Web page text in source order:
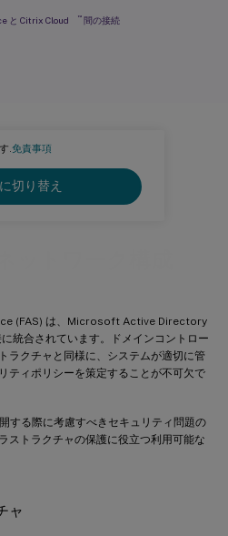
.免責事項
切り替え
(FAS) は、Microsoft Active Directory
統合されています。ドメインコントロー
ラクチャと同様に、システムが適切に管
ティポリシーを策定することが不可欠で
する際に考慮すべきセキュリティ問題の
ストラクチャの保護に役立つ利用可能な
ャ
と Citrix Cloud ™ 間の接続
、およびVDA管理者